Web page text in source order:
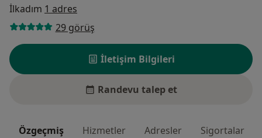
İlkadım 1 adres
29 görüş
İletişim Bilgileri
Randevu talep et
Özgeçmiş Hizmetler Adresler Sigortalar